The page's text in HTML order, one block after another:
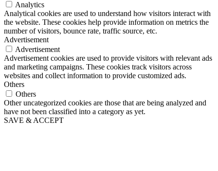
Analytics
Analytical cookies are used to understand how visitors interact with
the website. These cookies help provide information on metrics the
number of visitors, bounce rate, traffic source, etc.
Advertisement
Advertisement
Advertisement cookies are used to provide visitors with relevant ads
and marketing campaigns. These cookies track visitors across
websites and collect information to provide customized ads.
Others
Others
Other uncategorized cookies are those that are being analyzed and
have not been classified into a category as yet.
SAVE & ACCEPT